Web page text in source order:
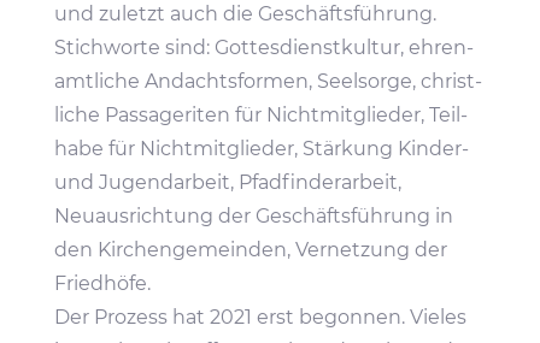
und zuletzt auch die Geschäfts­füh­rung.
Stich­worte sind: Gottes­dienst­kultur, ehren­
amt­liche Andachts­formen, Seel­sorge, christ­
liche Passa­ge­riten für Nicht­mit­glieder, Teil­
habe für Nicht­mit­glieder, Stär­kung Kinder-
und Jugend­ar­beit, Pfad­fin­der­ar­beit,
Neuaus­rich­tung der Geschäfts­füh­rung in
den Kirchen­ge­meinden, Vernet­zung der
Friedhöfe.
Der Prozess hat 2021 erst begonnen. Vieles